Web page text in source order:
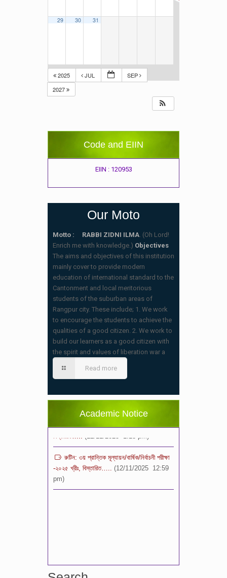
29 30 31
2025 JUL
SEP
2027
Code and EIIN
EIIN : 120953
Our Moto
Motto : RABBI ZIDNI ILMA . (Oh Lord!
Enrich me with knowledge.) Objectives
The aims and objectives of this institution
mainly cover to provide modern
education of international standard to the
Cantonment and local meritorious
students of the suburban areas of
Rangpur city. These include; 1. We work
to encourage the students to achieve the
qualities of a good citizen. 2. We work to
build our learners as a good citizen with
the spirit and values of liberation war a
Read more
Academic Notice
স্কুলের ছুটির তালিকা ও বর্ষপঞ্জি – ২০২৬
২০২৬ শিক্ষাবর্ষে ভর্তি পুন: বিজ্ঞপ্তিঃ শিশু থেকে নবম
শ্রেণি পযর্ন্ত ফরম বিতরন চলছে… বিস্তারিত
বিশেষ বিজ্ঞপ্তি: ক্লাসের সময়সূচি ২০২৫ খ্রীঃ,
রুটিন: ৩য় প্রান্তিক মূল্যায়ন/বার্ষিক/নির্বাচনী পরীক্ষা
-২০২৫ খ্রীঃ, বিস্তারিত…..
(12/11/2025 12:59